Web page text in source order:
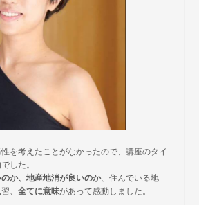
を考えたことがなかったので、講座のタイ
した。
か、地産地消が良いのか、住んでいる地
、 全てに意味があって感動しました。